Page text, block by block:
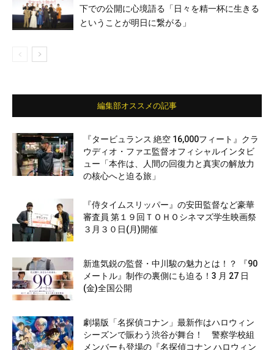
下での公開に心境語る「日々を精一杯に生きる
ということが明日に繋がる」
編集部オススメの記事
『タービュランス 絶空 16,000フィート』クラ
ウディオ・ファエ監督オフィシャルインタビ
ュー「本作は、人間の回復力と真実の解放力
の核心へと迫る旅」
『侍タイムスリッパー』の安田監督など豪華
審査員 第１９回ＴＯＨＯシネマズ学生映画祭
３月３０日(月)開催
新進気鋭の監督・中川駿の魅力とは！？ 『90
メートル』制作の裏側にも迫る！3 月 27 日
(金)全国公開
劇場版「名探偵コナン」最新作はハロウィン
シーズンで賑わう渋谷が舞台！ 警察学校組
メンバーも登場の『名探偵コナン ハロウィン